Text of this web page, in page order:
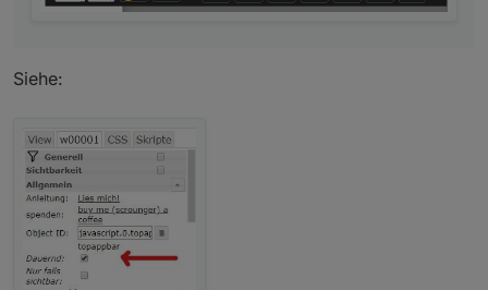
Siehe: